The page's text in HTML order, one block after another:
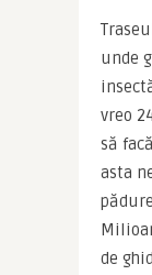
unde
vreo
să
asta
de